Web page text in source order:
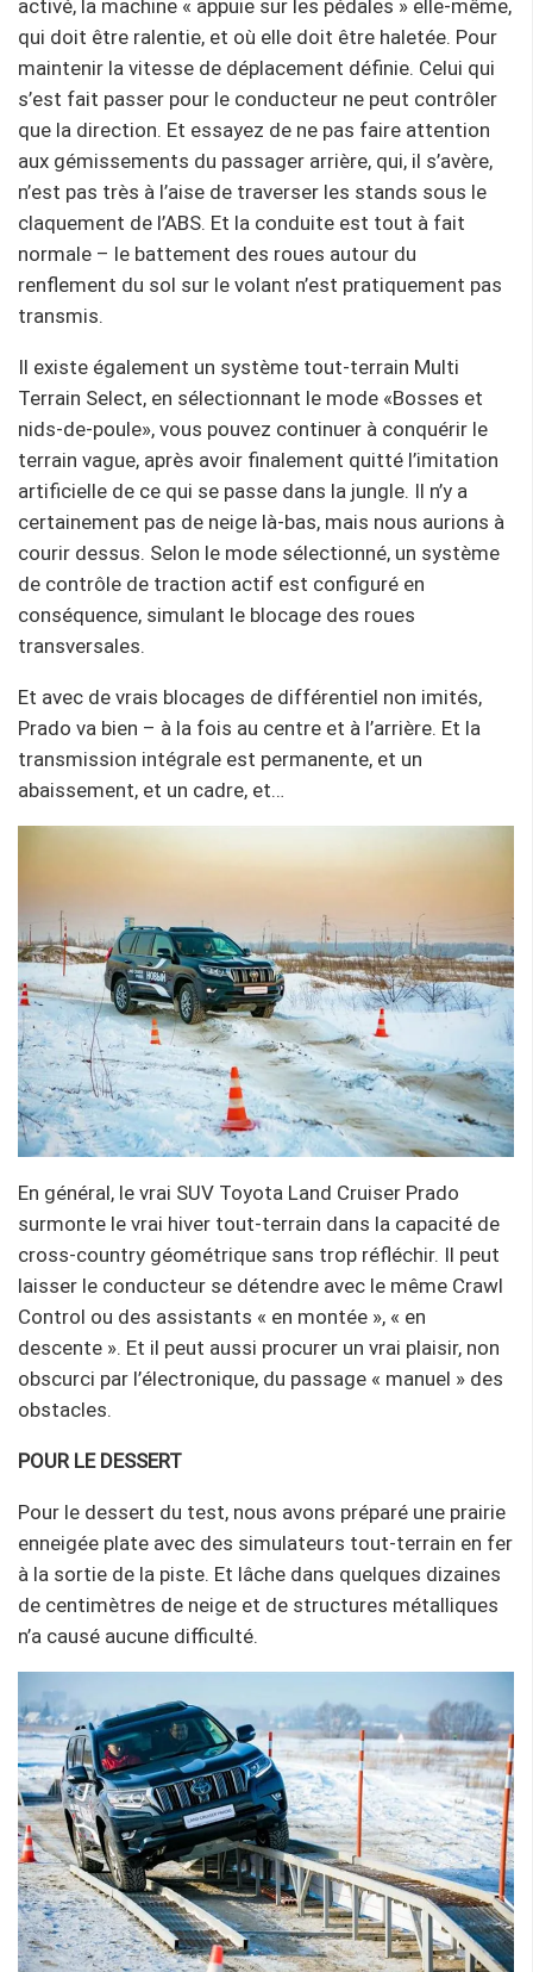
activé, la machine « appuie sur les pédales » elle-même,
qui doit être ralentie, et où elle doit être haletée. Pour
maintenir la vitesse de déplacement définie. Celui qui
s’est fait passer pour le conducteur ne peut contrôler
que la direction. Et essayez de ne pas faire attention
aux gémissements du passager arrière, qui, il s’avère,
n’est pas très à l’aise de traverser les stands sous le
claquement de l’ABS. Et la conduite est tout à fait
normale – le battement des roues autour du
renflement du sol sur le volant n’est pratiquement pas
transmis.
Il existe également un système tout-terrain Multi
Terrain Select, en sélectionnant le mode «Bosses et
nids-de-poule», vous pouvez continuer à conquérir le
terrain vague, après avoir finalement quitté l’imitation
artificielle de ce qui se passe dans la jungle. Il n’y a
certainement pas de neige là-bas, mais nous aurions à
courir dessus. Selon le mode sélectionné, un système
de contrôle de traction actif est configuré en
conséquence, simulant le blocage des roues
transversales.
Et avec de vrais blocages de différentiel non imités,
Prado va bien – à la fois au centre et à l’arrière. Et la
transmission intégrale est permanente, et un
abaissement, et un cadre, et…
En général, le vrai SUV Toyota Land Cruiser Prado
surmonte le vrai hiver tout-terrain dans la capacité de
cross-country géométrique sans trop réfléchir. Il peut
laisser le conducteur se détendre avec le même Crawl
Control ou des assistants « en montée », « en
descente ». Et il peut aussi procurer un vrai plaisir, non
obscurci par l’électronique, du passage « manuel » des
obstacles.
POUR LE DESSERT
Pour le dessert du test, nous avons préparé une prairie
enneigée plate avec des simulateurs tout-terrain en fer
à la sortie de la piste. Et lâche dans quelques dizaines
de centimètres de neige et de structures métalliques
n’a causé aucune difficulté.